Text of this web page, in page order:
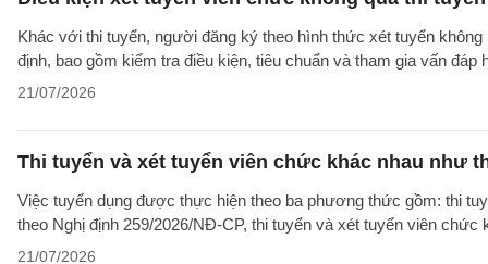
Khác với thi tuyển, người đăng ký theo hình thức xét tuyển
định, bao gồm kiểm tra điều kiện, tiêu chuẩn và tham gia vấn đáp
21/07/2026
Thi tuyển và xét tuyển viên chức khác nhau như
Việc tuyển dụng được thực hiện theo ba phương thức gồm: thi
theo Nghị định 259/2026/NĐ-CP, thi tuyển và xét tuyển viên chức
21/07/2026